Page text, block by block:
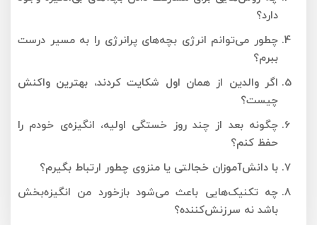
دارد؟
چطور می‌توانم انرژی بچه‌های پرانرژی را به مسیر درست
ببرم؟
اگر والدین از همان اول شکایت کردند، بهترین واکنش
چیست؟
چگونه بعد از چند روز خستگی اولیه، انگیزه‌ی خودم را
حفظ کنم؟
با دانش‌آموزان خجالتی یا منزوی چطور ارتباط بگیرم؟
چه تکنیک‌هایی باعث می‌شود بازخورد من انگیزه‌بخش
باشد نه سرزنش‌کننده؟